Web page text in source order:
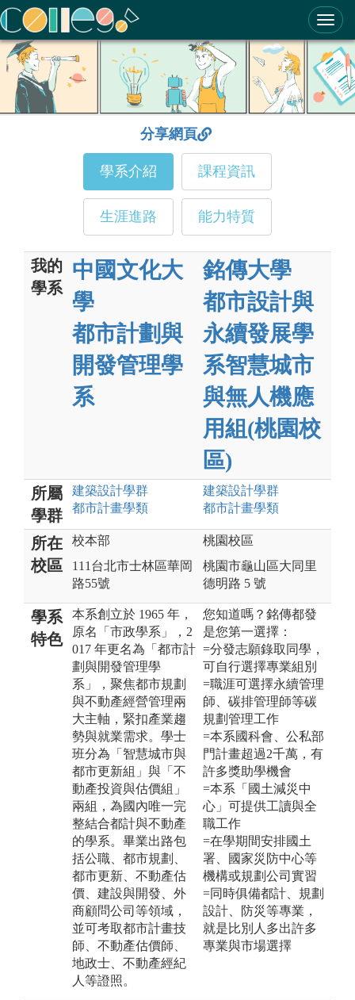
ColleGo! 大學選才與高中育才輔助系統
分享網頁
學系介紹 課程資訊
生涯進路 能力特質
我的
學系
中國文化大
學
都市計劃與
開發管理學
系
銘傳大學
都市設計與
永續發展學
系智慧城市
與無人機應
用組(桃園校
區)
所屬
學群
建築設計學群
都市計畫學類
建築設計學群
都市計畫學類
所在
校區
校本部
111台北市士林區華岡
路55號
桃園校區
桃園市龜山區大同里
德明路 5 號
學系
特色
本系創立於 1965 年，
原名「市政學系」，2
017 年更名為「都市計
劃與開發管理學
系」，聚焦都市規劃
與不動產經營管理兩
大主軸，緊扣產業趨
勢與就業需求。學士
班分為「智慧城市與
都市更新組」與「不
動產投資與估價組」
兩組，為國內唯一完
整結合都計與不動產
的學系。畢業出路包
括公職、都市規劃、
都市更新、不動產估
價、建設與開發、外
商顧問公司等領域，
並可考取都市計畫技
師、不動產估價師、
地政士、不動產經紀
人等證照。
您知道嗎？銘傳都發
是您第一選擇：
=分發志願錄取同學，
可自行選擇專業組別
=職涯可選擇永續管理
師、碳排管理師等碳
規劃管理工作
=本系國科會、公私部
門計畫超過2千萬，有
許多獎助學機會
=本系「國土減災中
心」可提供工讀與全
職工作
=在學期間安排國土
署、國家災防中心等
機構或規劃公司實習
=同時俱備都計、規劃
設計、防災等專業，
就是比別人多出許多
專業與市場選擇